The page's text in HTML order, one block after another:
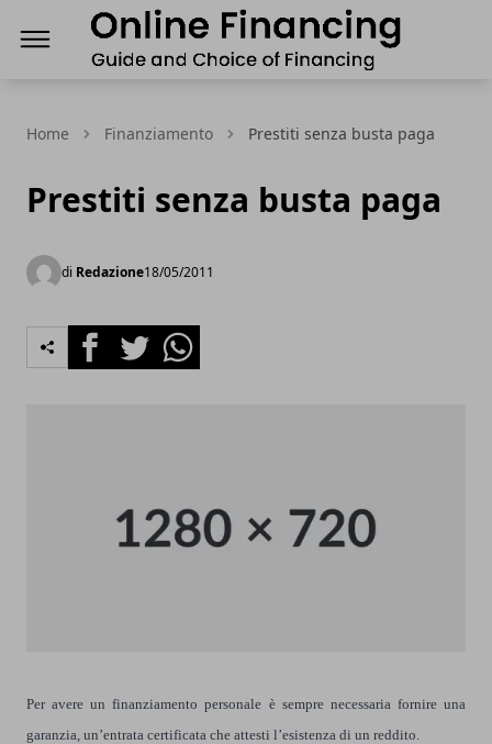
Home Finanziamento Prestiti senza busta paga
Prestiti senza busta paga
di Redazione18/05/2011
FacebookTwitterWhatsapp
Per avere un finanziamento personale è sempre necessaria fornire una
garanzia, un’entrata certificata che attesti l’esistenza di un reddito.